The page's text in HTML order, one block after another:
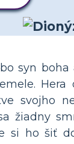
syn
svojho
žiadny
si ho šiť